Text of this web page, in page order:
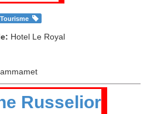
Tourisme
Hotel Le Royal
Russelior